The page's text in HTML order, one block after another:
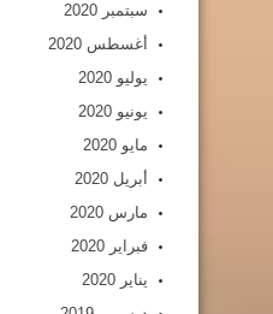
سبتمبر 2020
أغسطس 2020
يوليو 2020
يونيو 2020
مايو 2020
أبريل 2020
مارس 2020
فبراير 2020
يناير 2020